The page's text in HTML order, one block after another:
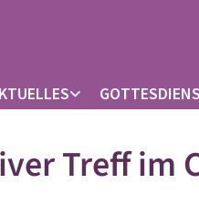
Treff im